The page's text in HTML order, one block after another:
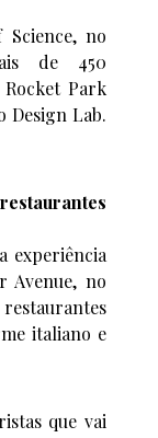
no
de 450
Park
Design Lab.
experiência
Avenue, no
italiano e
que vai